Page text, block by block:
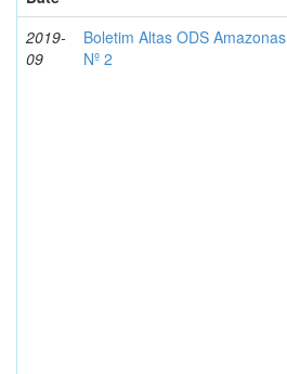
2019-
09
Boletim Altas ODS Amazonas
Nº 2